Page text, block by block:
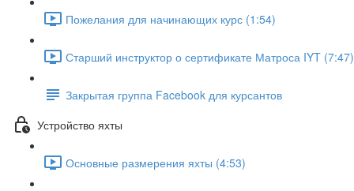
Пожелания для начинающих курс (1:54)
Старший инструктор о сертификате Матроса IYT (7:47)
Закрытая группа Facebook для курсантов
Устройство яхты
Основные размерения яхты (4:53)